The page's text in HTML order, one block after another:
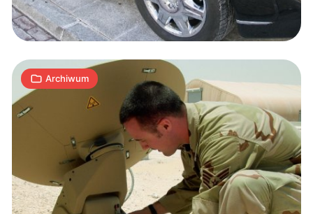
Archiwum
w
Internecie
A 13.11.2009 |
4
min